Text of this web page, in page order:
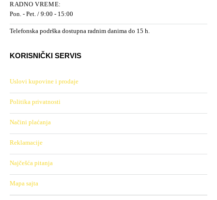
RADNO VREME:
Pon. - Pet. / 9:00 - 15:00
Telefonska podrška dostupna radnim danima do 15 h.
KORISNIČKI SERVIS
Uslovi kupovine i prodaje
Politika privatnosti
Načini plaćanja
Reklamacije
Najčešća pitanja
Mapa sajta